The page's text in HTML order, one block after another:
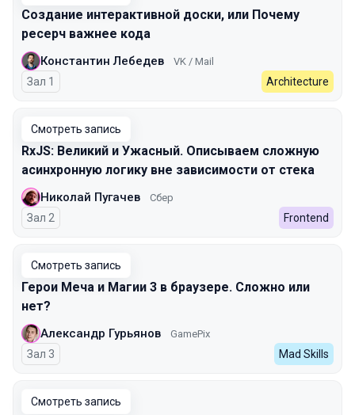
Создание интерактивной доски, или Почему
ресерч важнее кода
Константин Лебедев VK / Mail
Зал 1 Architecture
Смотреть запись
RxJS: Великий и Ужасный. Описываем сложную
асинхронную логику вне зависимости от стека
Николай Пугачев Сбер
Зал 2 Frontend
Смотреть запись
Герои Меча и Магии 3 в браузере. Сложно или
нет?
Александр Гурьянов GamePix
Зал 3 Mad Skills
Смотреть запись